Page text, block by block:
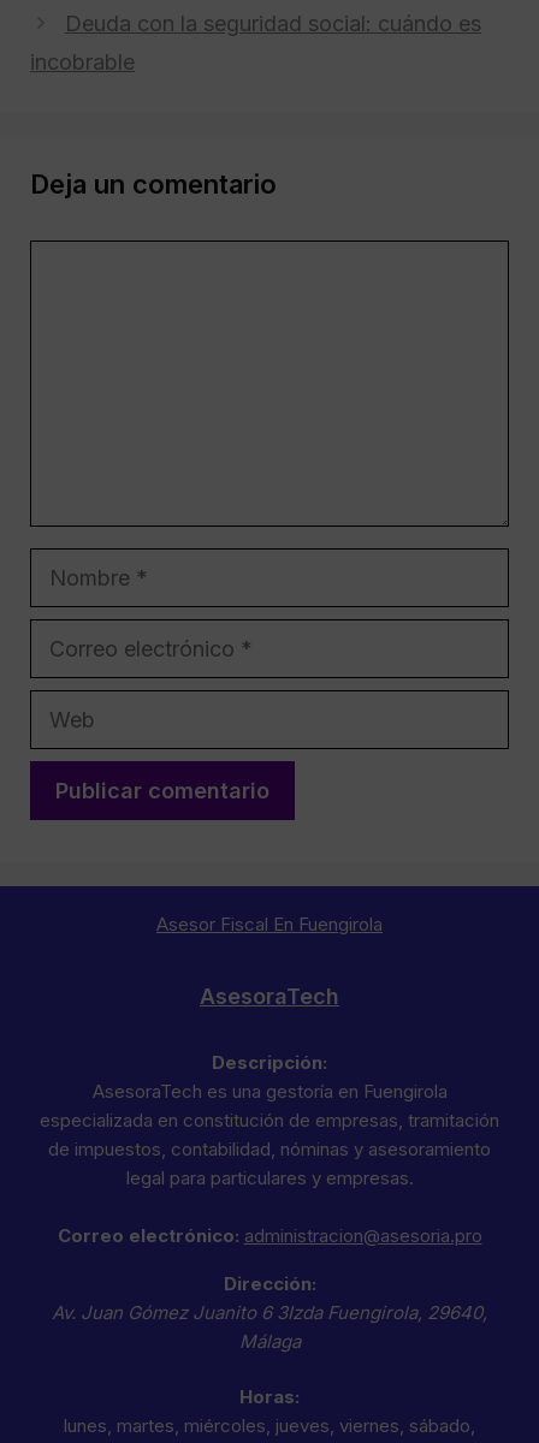
Deuda con la seguridad social: cuándo es
incobrable
Deja un comentario
Asesor Fiscal En Fuengirola
AsesoraTech
Descripción:
AsesoraTech es una gestoría en Fuengirola
especializada en constitución de empresas, tramitación
de impuestos, contabilidad, nóminas y asesoramiento
legal para particulares y empresas.
Correo electrónico: administracion@asesoria.pro
Dirección:
Av. Juan Gómez Juanito 6 3Izda Fuengirola, 29640,
Málaga
Horas:
lunes, martes, miércoles, jueves, viernes, sábado,